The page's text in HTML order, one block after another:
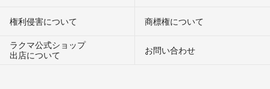
権利侵害について
商標権について
ラクマ公式ショップ
出店について
お問い合わせ